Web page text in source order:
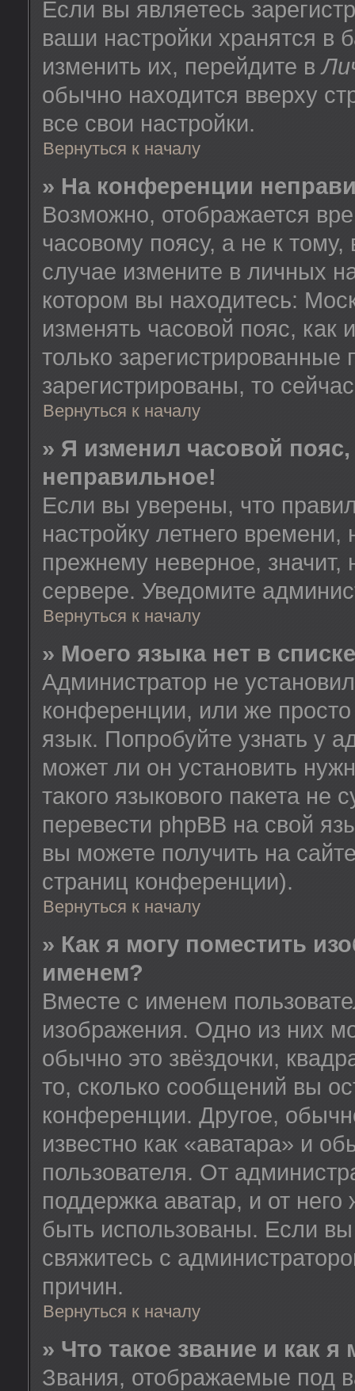
Если вы являетесь
ваши настройки хранятся
изменить их, перейдите в
обычно находится вверху
все свои настройки.
Вернуться к началу
» На конференции
Возможно, отображается
часовому поясу, а не к
случае измените в личных
котором вы находитесь:
изменять часовой пояс, как
только
зарегистрированы, то
Вернуться к началу
» Я изменил часовой
неправильное!
Если вы уверены, что
настройку летнего
прежнему неверное,
сервере. Уведомите
Вернуться к началу
» Моего языка нет в
Администратор не
конференции, или же
язык. Попробуйте узнать у
может ли он установить
такого языкового пакета не
перевести phpBB на свой
вы можете получить на
страниц конференции).
Вернуться к началу
» Как я могу поместить
именем?
Вместе с именем
изображения. Одно из них
обычно это звёздочки,
то, сколько сообщений вы
конференции. Другое,
известно как «аватара» и
пользователя. От
поддержка аватар, и от него
быть использованы. Если
свяжитесь с
причин.
Вернуться к началу
» Что такое звание и как я
Звания, отображаемые под